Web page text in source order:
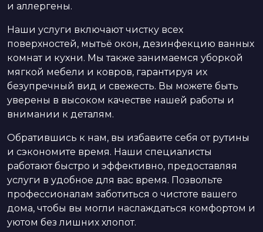
и аллергены.
Наши услуги включают чистку всех
поверхностей, мытьё окон, дезинфекцию ванных
комнат и кухни. Мы также занимаемся уборкой
мягкой мебели и ковров, гарантируя их
безупречный вид и свежесть. Вы можете быть
уверены в высоком качестве нашей работы и
внимании к деталям.
Обратившись к нам, вы избавите себя от рутины
и сэкономите время. Наши специалисты
работают быстро и эффективно, предоставляя
услуги в удобное для вас время. Позвольте
профессионалам заботиться о чистоте вашего
дома, чтобы вы могли наслаждаться комфортом и
уютом без лишних хлопот.